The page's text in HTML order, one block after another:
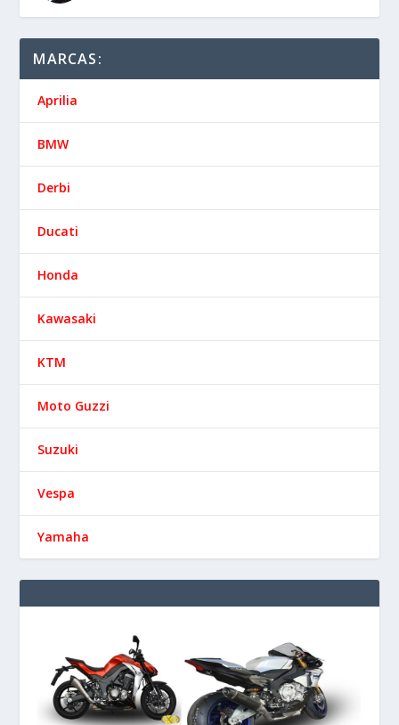
MARCAS:
Aprilia
BMW
Derbi
Ducati
Honda
Kawasaki
KTM
Moto Guzzi
Suzuki
Vespa
Yamaha